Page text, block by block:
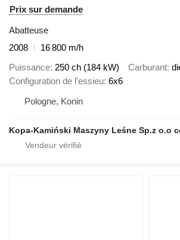
Prix sur demande
Abatteuse
2008
16 800 m/h
Puissance 250 ch (184 kW) Carburant
Configuration de l'essieu 6x6
Pologne, Konin
Kopa-Kamiński Maszyny Leśne Sp.z o.o